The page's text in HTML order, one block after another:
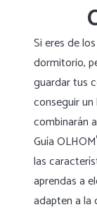
Si eres de
dormitorio,
guardar tus
conseguir
combinarán
Guía OLHOM
las
aprendas a
adapten a la